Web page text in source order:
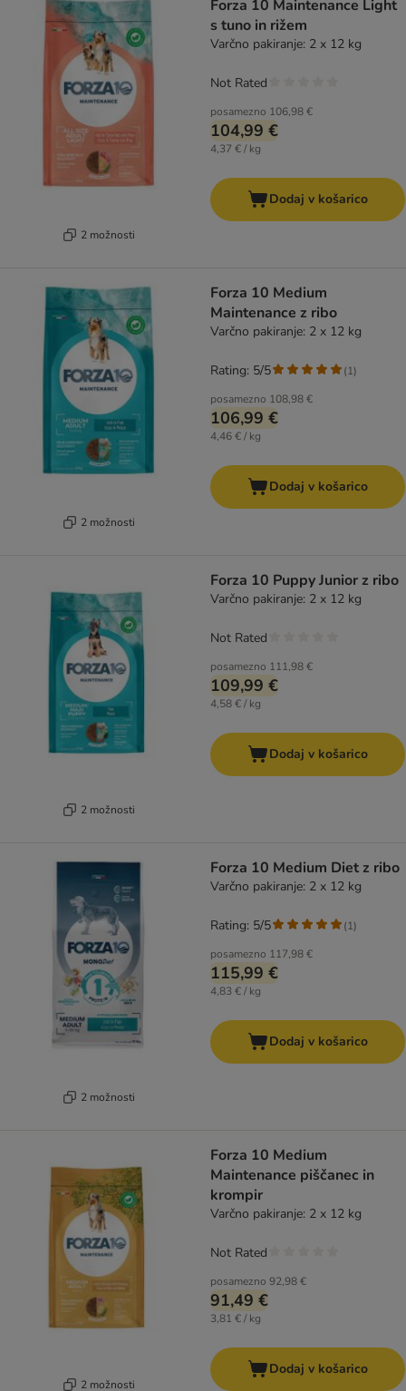
2 možnosti
Forza 10 Maintenance Light
s tuno in rižem
Varčno pakiranje: 2 x 12 kg
posamezno 106,98 €
104,99 €
4,37 € / kg
Not Rated
Dodaj v košarico
2 možnosti
Forza 10 Medium
Maintenance z ribo
Varčno pakiranje: 2 x 12 kg
posamezno 108,98 €
106,99 €
4,46 € / kg
Rating: 5/5 (1)
Dodaj v košarico
2 možnosti
Forza 10 Puppy Junior z ribo
Varčno pakiranje: 2 x 12 kg
posamezno 111,98 €
109,99 €
4,58 € / kg
Not Rated
Dodaj v košarico
2 možnosti
Forza 10 Medium Diet z ribo
Varčno pakiranje: 2 x 12 kg
posamezno 117,98 €
115,99 €
4,83 € / kg
Rating: 5/5 (1)
Dodaj v košarico
2 možnosti
Forza 10 Medium
Maintenance piščanec in
krompir
Varčno pakiranje: 2 x 12 kg
posamezno 92,98 €
91,49 €
3,81 € / kg
Not Rated
Dodaj v košarico